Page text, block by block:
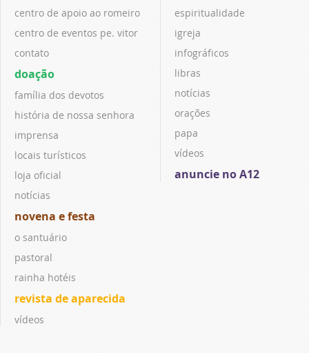
centro de apoio ao romeiro
centro de eventos pe. vitor
contato
doação
família dos devotos
história de nossa senhora
imprensa
locais turísticos
loja oficial
notícias
novena e festa
o santuário
pastoral
rainha hotéis
revista de aparecida
vídeos
espiritualidade
igreja
infográficos
libras
notícias
orações
papa
vídeos
anuncie no A12